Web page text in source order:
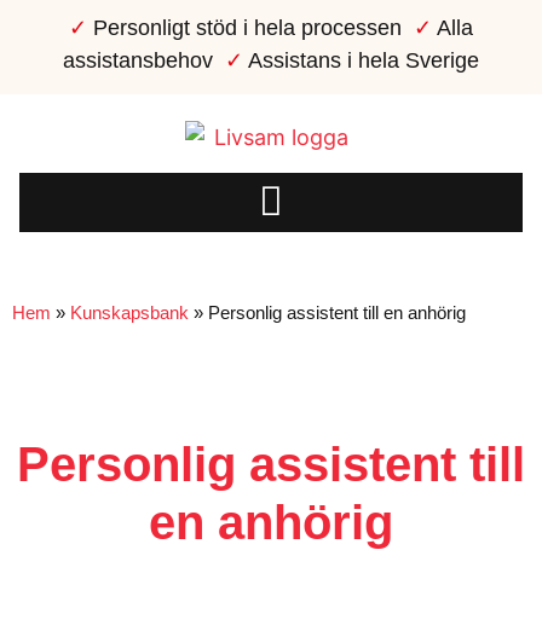
✓ Personligt stöd i hela processen ✓ Alla
assistansbehov ✓ Assistans i hela Sverige
Hem » Kunskapsbank » Personlig assistent till en anhörig
Personlig assistent till
en anhörig